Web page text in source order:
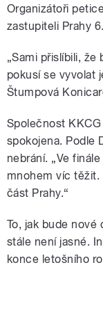
Organizátoři
zastupiteli Prahy 6.
„Sami přislíbili,
pokusí se vyvolat
Štumpová
Společnost
spokojena. Podle
nebrání. „Ve
mnohem víc
část Prahy.“
To, jak bude nové
stále není jasné.
konce letošního